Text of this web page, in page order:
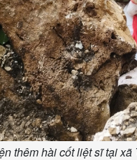
thêm hài cốt liệt sĩ tại